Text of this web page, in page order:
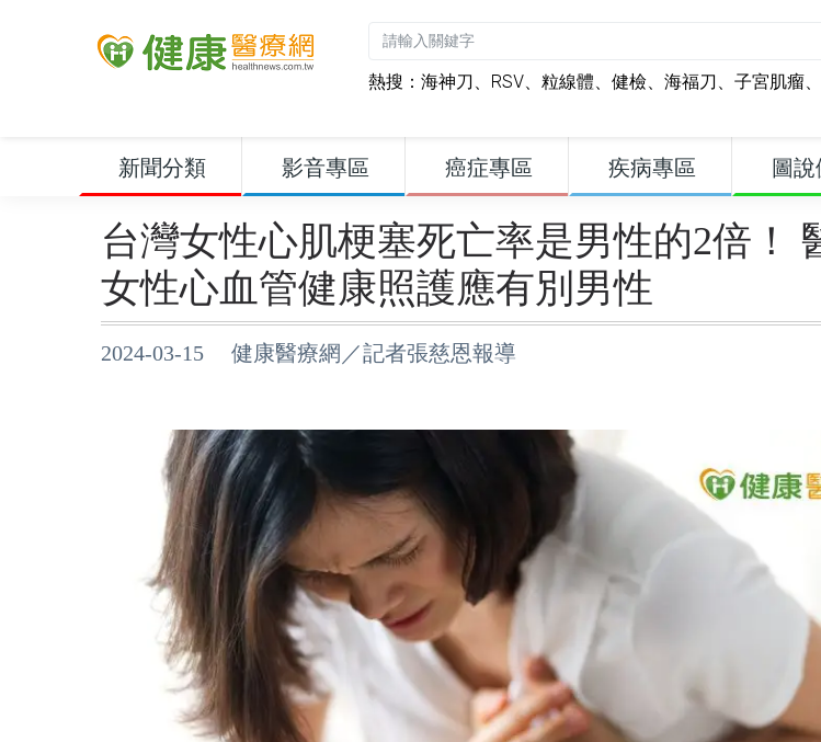
熱搜： 海神刀 、 RSV、 粒線體、 健檢、 海福刀 、 子宮肌瘤、
新聞分類 影音專區 癌症專區 疾病專區 圖說
台灣女性心肌梗塞死亡率是男性的2倍！
女性心血管健康照護應有別男性
2024-03-15 健康醫療網／記者張慈恩報導